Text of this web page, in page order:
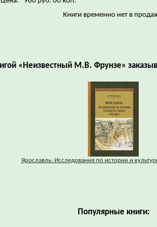
Книги временно нет в
«Неизвестный М.В. Фрунзе»
Ярославль: Исследования по истории и
Популярные книги: